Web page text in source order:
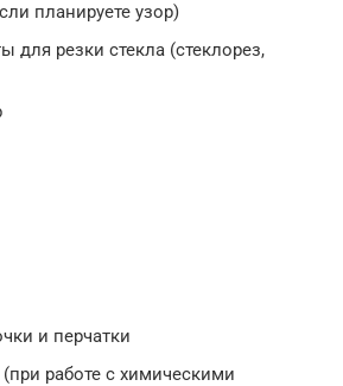
планируете узор)
для резки стекла (стеклорез,
и перчатки
работе с химическими